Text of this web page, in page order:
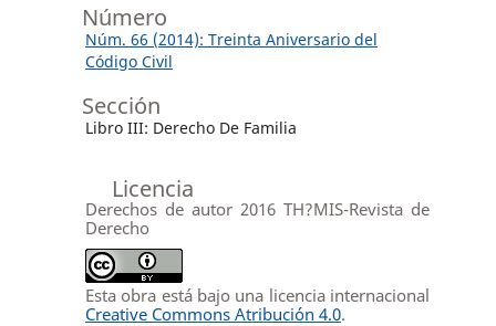
Número
Núm. 66 (2014): Treinta Aniversario del
Código Civil
Sección
Libro III: Derecho De Familia
Licencia
Derechos de autor 2016 TH?MIS-Revista de
Derecho
Esta obra está bajo una licencia internacional
Creative Commons Atribución 4.0.